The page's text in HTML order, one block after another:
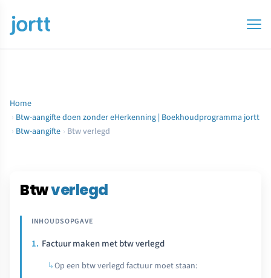
Home
› Btw-aangifte doen zonder eHerkenning | Boekhoudprogramma jortt
› Btw-aangifte › Btw verlegd
Btwverlegd
Factuur maken met btw verlegd
Op een btw verlegd factuur moet staan: